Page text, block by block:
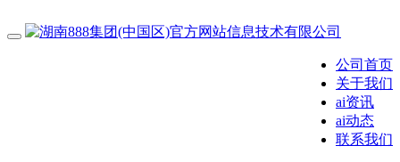
公司首页
关于我们
ai资讯
ai动态
联系我们